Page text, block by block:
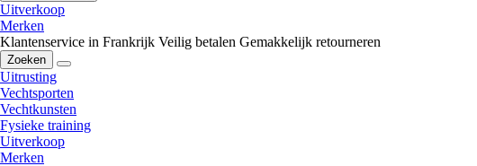
Uitverkoop
Merken
Klantenservice in Frankrijk Veilig betalen Gemakkelijk retourneren
Zoeken
Uitrusting
Vechtsporten
Vechtkunsten
Fysieke training
Uitverkoop
Merken